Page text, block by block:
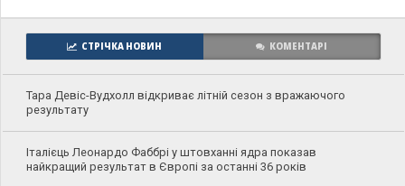
СТРІЧКА НОВИН КОМЕНТАРІ
Тара Девіс-Вудхолл відкриває літній сезон з вражаючого
результату
Італієць Леонардо Фаббрі у штовханні ядра показав
найкращий результат в Європі за останні 36 років